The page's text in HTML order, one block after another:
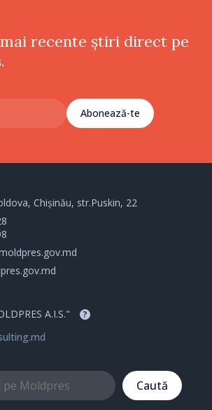
recente știri direct pe
Abonează-te
Chișinău, str.Puskin, 22
A.I.S." ?
Caută